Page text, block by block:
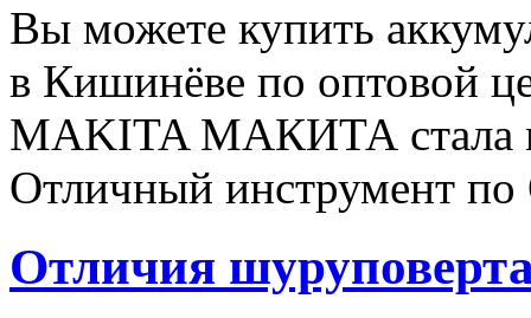
Вы можете купить
в Кишинёве по оптовой
MAKITA МАКИТА стала
Отличный инструмент
Отличия